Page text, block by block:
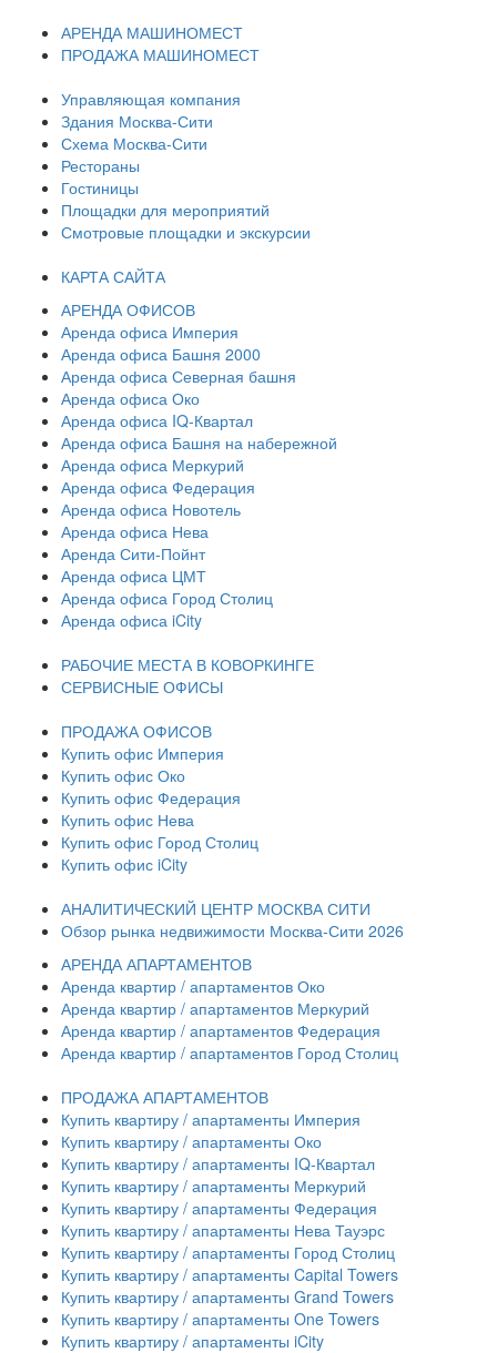
АРЕНДА МАШИНОМЕСТ
ПРОДАЖА МАШИНОМЕСТ
Управляющая компания
Здания Москва-Сити
Схема Москва-Сити
Рестораны
Гостиницы
Площадки для мероприятий
Смотровые площадки и экскурсии
КАРТА САЙТА
АРЕНДА ОФИСОВ
Аренда офиса Империя
Аренда офиса Башня 2000
Аренда офиса Северная башня
Аренда офиса Око
Аренда офиса IQ-Квартал
Аренда офиса Башня на набережной
Аренда офиса Меркурий
Аренда офиса Федерация
Аренда офиса Новотель
Аренда офиса Нева
Аренда Сити-Пойнт
Аренда офиса ЦМТ
Аренда офиса Город Столиц
Аренда офиса iCity
РАБОЧИЕ МЕСТА В КОВОРКИНГЕ
СЕРВИСНЫЕ ОФИСЫ
ПРОДАЖА ОФИСОВ
Купить офис Империя
Купить офис Око
Купить офис Федерация
Купить офис Нева
Купить офис Город Столиц
Купить офис iCity
АНАЛИТИЧЕСКИЙ ЦЕНТР МОСКВА СИТИ
Обзор рынка недвижимости Москва-Сити 2026
АРЕНДА АПАРТАМЕНТОВ
Аренда квартир / апартаментов Око
Аренда квартир / апартаментов Меркурий
Аренда квартир / апартаментов Федерация
Аренда квартир / апартаментов Город Столиц
ПРОДАЖА АПАРТАМЕНТОВ
Купить квартиру / апартаменты Империя
Купить квартиру / апартаменты Око
Купить квартиру / апартаменты IQ-Квартал
Купить квартиру / апартаменты Меркурий
Купить квартиру / апартаменты Федерация
Купить квартиру / апартаменты Нева Тауэрс
Купить квартиру / апартаменты Город Столиц
Купить квартиру / апартаменты Capital Towers
Купить квартиру / апартаменты Grand Towers
Купить квартиру / апартаменты One Towers
Купить квартиру / апартаменты iCity